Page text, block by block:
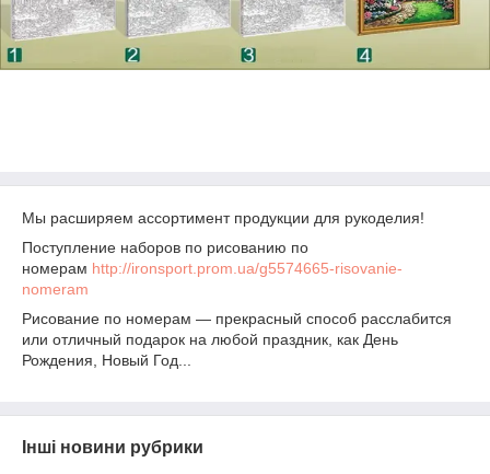
Мы расширяем ассортимент продукции для рукоделия!
Поступление наборов по рисованию по
номерам http://ironsport.prom.ua/g5574665-risovanie-
nomeram
Рисование по номерам ― прекрасный способ расслабится
или отличный подарок на любой праздник, как День
Рождения, Новый Год...
Інші новини рубрики